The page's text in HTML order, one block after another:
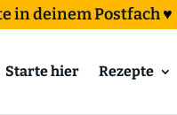
in deinem Postfach♥
Starte hier Rezepte